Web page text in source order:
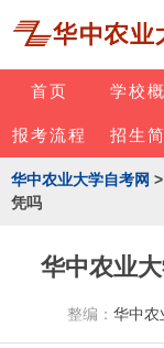
首页 学校
报考流程 招生
华中农业大学自考网 >
凭吗
华中农业
整编： 华中农